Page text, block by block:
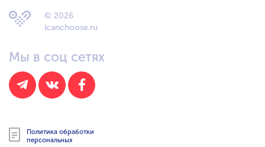
© 2026
icanchoose.ru
Мы в соц сетях
Политика обработки
персональных